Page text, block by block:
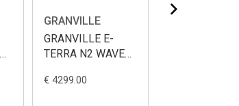
GRANVILLE
GRANVILLE E-
TERRA N2 WAVE
€ 4299.00